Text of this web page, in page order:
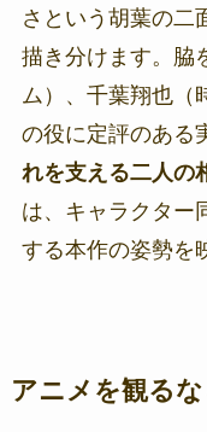
さという胡葉の二
描き分けます。脇
ム）、千葉翔也（
の役に定評のある
れを支える二人の
は、キャラクター
する本作の姿勢を
アニメを観るな